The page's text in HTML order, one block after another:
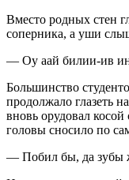
Вместо родных стен
соперника, а уши
— Оу аай билии-ив
Большинство
продолжало глазеть
вновь орудовал косой
головы сносило по
— Побил бы, да зубы